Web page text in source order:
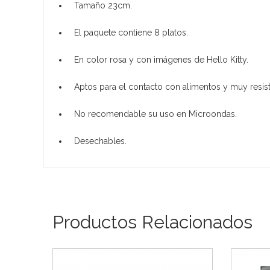
Tamaño 23cm.
El paquete contiene 8 platos.
En color rosa y con imágenes de Hello Kitty.
Aptos para el contacto con alimentos y muy
No recomendable su uso en Microondas.
Desechables.
Productos Relacionados